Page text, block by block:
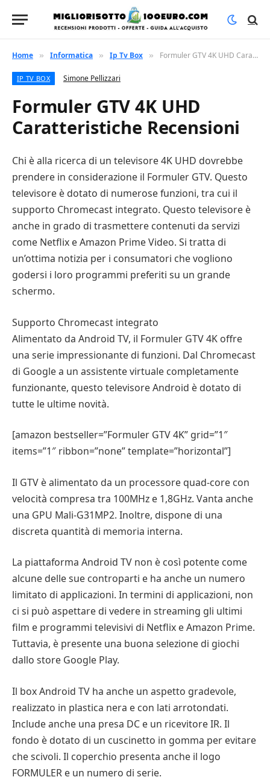
Home » Informatica » Ip Tv Box » Formuler GTV 4K UHD Caratteristiche Recensioni
IP TV BOX Simone Pellizzari
Formuler GTV 4K UHD
Caratteristiche Recensioni
Chi è alla ricerca di un televisore 4K UHD dovrebbe
prendere in considerazione il Formuler GTV. Questo
televisore è dotato di numerose funzioni, tra cui il
supporto Chromecast integrato. Questo televisore è
anche in grado di trasmettere contenuti da servizi
come Netflix e Amazon Prime Video. Si tratta di
un’ottima notizia per i consumatori che vogliono
godersi i loro programmi preferiti su un grande
schermo.
Supporto Chromecast integrato
Alimentato da Android TV, il Formuler GTV 4K offre
una serie impressionante di funzioni. Dal Chromecast
di Google a un assistente virtuale completamente
funzionante, questo televisore Android è dotato di
tutte le ultime novità.
[amazon bestseller=”Formuler GTV 4K” grid=”1″
items=”1″ ribbon=”none” template=”horizontal”]
Il GTV è alimentato da un processore quad-core con
velocità compresa tra 100MHz e 1,8GHz. Vanta anche
una GPU Mali-G31MP2. Inoltre, dispone di una
discreta quantità di memoria interna.
La piattaforma Android TV non è così potente come
alcune delle sue controparti e ha anche un numero
limitato di applicazioni. In termini di applicazioni, non
ci si può aspettare di vedere in streaming gli ultimi
film e programmi televisivi di Netflix e Amazon Prime.
Tuttavia, è presente una buona selezione di giochi
dallo store Google Play.
Il box Android TV ha anche un aspetto gradevole,
realizzato in plastica nera e con lati arrotondati.
Include anche una presa DC e un ricevitore IR. Il
fondo è dotato di un cuscinetto in gomma per evitare
che scivoli. Il coperchio presenta anche il logo
FORMULER e un numero di serie.